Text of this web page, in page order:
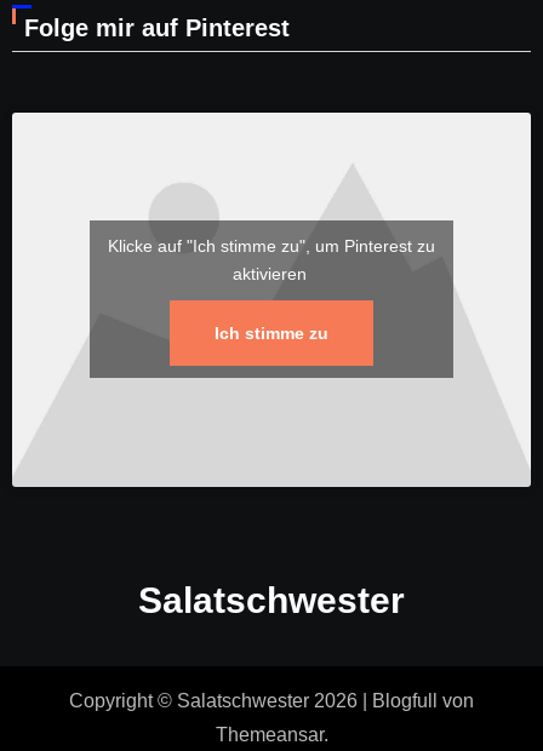
Folge mir auf Pinterest
Klicke auf "Ich stimme zu", um Pinterest zu
aktivieren
Ich stimme zu
Salatschwester
Copyright © Salatschwester 2026 Blogfull
von
Themeansar.